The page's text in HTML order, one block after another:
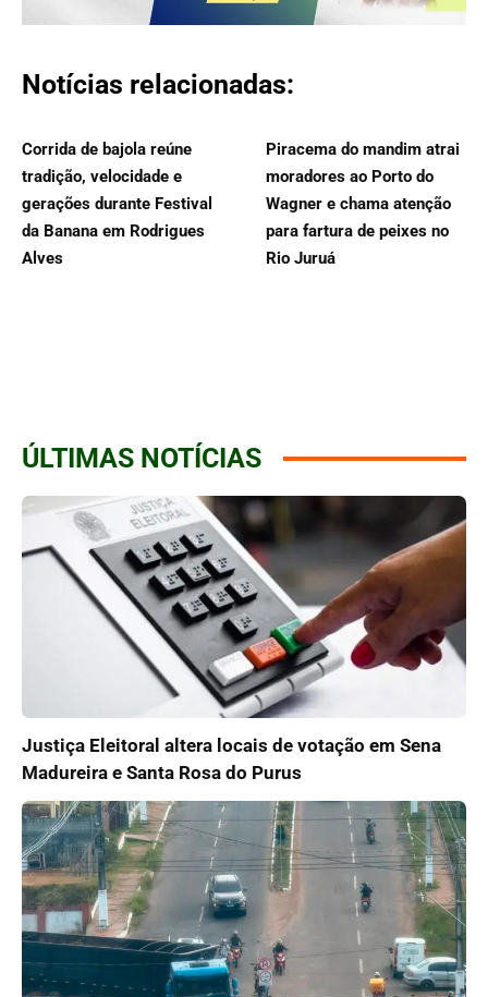
Notícias relacionadas:
Corrida de bajola reúne
tradição, velocidade e
gerações durante Festival
da Banana em Rodrigues
Alves
Piracema do mandim atrai
moradores ao Porto do
Wagner e chama atenção
para fartura de peixes no
Rio Juruá
ÚLTIMAS NOTÍCIAS
Justiça Eleitoral altera locais de votação em Sena
Madureira e Santa Rosa do Purus